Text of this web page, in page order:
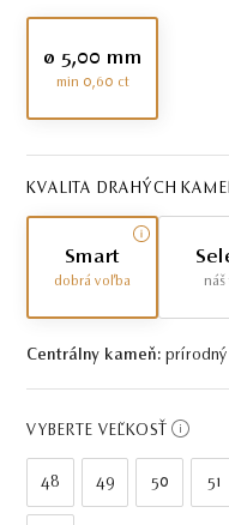
ø 5,00 mm
min 0,60 ct
KVALITA DRAHÝCH
Smart
dobrá voľba náš
Centrálny kameň: prírodný
VYBERTE VEĽKOSŤ
48 49 50 51